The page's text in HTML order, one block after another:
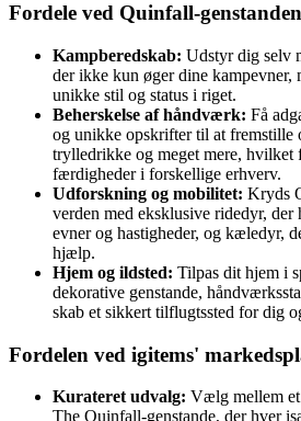
Fordele ved Quinfall-
Kampberedskab: Udstyr dig selv
der ikke kun øger dine kampevner,
unikke stil og status i riget.
Beherskelse af håndværk: Få
og unikke opskrifter til at fremstille
trylledrikke og meget mere, hvilket
færdigheder i forskellige erhverv.
Udforskning og mobilitet: Kryds
verden med eksklusive ridedyr,
evner og hastigheder, og kæledyr,
hjælp.
Hjem og ildsted: Tilpas dit hjem i
dekorative genstande,
skab et sikkert tilflugtssted for dig
Fordelen ved igitems'
Kurateret udvalg: Vælg mellem
The Quinfall-genstande, der hver